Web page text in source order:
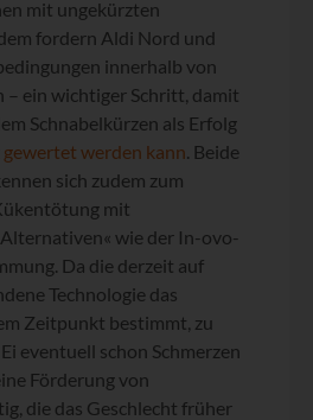
mit ungekürzten
fordern Aldi Nord und
innerhalb von
– ein wichtiger Schritt, damit
Schnabelkürzen als Erfolg
gewertet werden kann . Beide
sich zudem zum
mit
wie der In-ovo-
Da die derzeit auf
Technologie das
Zeitpunkt bestimmt, zu
eventuell schon Schmerzen
Förderung von
die das Geschlecht früher